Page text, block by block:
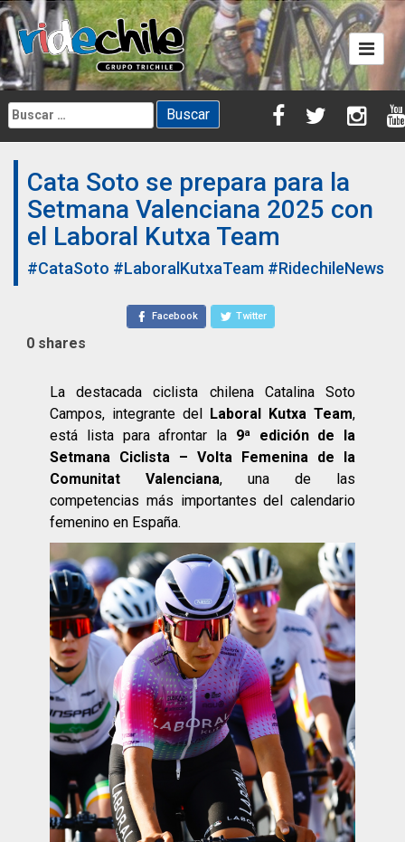
Skip
to
content
Buscar:
Cata Soto se prepara para la
Setmana Valenciana 2025 con
el Laboral Kutxa Team
#CataSoto #LaboralKutxaTeam #RidechileNews
Facebook Twitter
0 shares
La destacada ciclista chilena Catalina Soto
Campos, integrante del Laboral Kutxa Team,
está lista para afrontar la 9ª edición de la
Setmana Ciclista – Volta Femenina de la
Comunitat Valenciana, una de las
competencias más importantes del calendario
femenino en España.